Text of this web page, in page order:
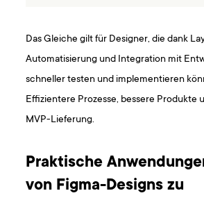
Das Gleiche gilt für Designer, die dank
Automatisierung und Integration mit
schneller testen und implementieren
Effizientere Prozesse, bessere Produkte
MVP-Lieferung.
Praktische
von Figma-Designs zu